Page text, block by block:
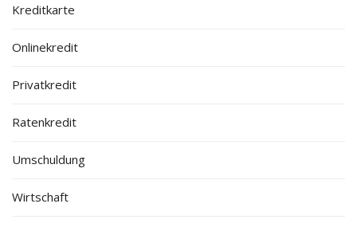
Kreditkarte
Onlinekredit
Privatkredit
Ratenkredit
Umschuldung
Wirtschaft